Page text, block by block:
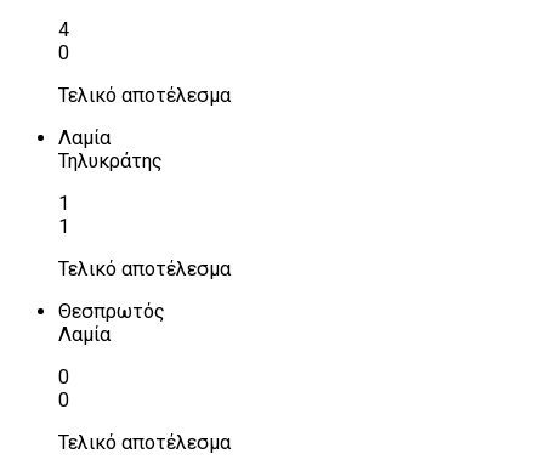
4
0
Τελικό αποτέλεσμα
Λαμία
Τηλυκράτης
1
1
Τελικό αποτέλεσμα
Θεσπρωτός
Λαμία
0
0
Τελικό αποτέλεσμα